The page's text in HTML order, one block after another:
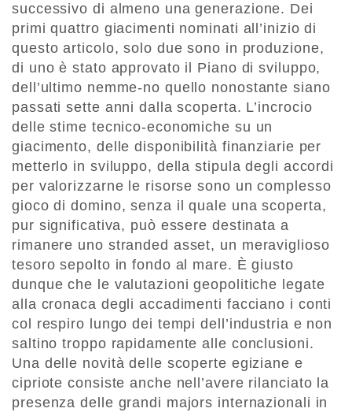
successivo di almeno una generazione. Dei
primi quattro giacimenti nominati all’inizio di
questo articolo, solo due sono in produzione,
di uno è stato approvato il Piano di sviluppo,
dell’ultimo nemme-no quello nonostante siano
passati sette anni dalla scoperta. L’incrocio
delle stime tecnico-economiche su un
giacimento, delle disponibilità finanziarie per
metterlo in sviluppo, della stipula degli accordi
per valorizzarne le risorse sono un complesso
gioco di domino, senza il quale una scoperta,
pur significativa, può essere destinata a
rimanere uno stranded asset, un meraviglioso
tesoro sepolto in fondo al mare. È giusto
dunque che le valutazioni geopolitiche legate
alla cronaca degli accadimenti facciano i conti
col respiro lungo dei tempi dell’industria e non
saltino troppo rapidamente alle conclusioni.
Una delle novità delle scoperte egiziane e
cipriote consiste anche nell’avere rilanciato la
presenza delle grandi majors internazionali in